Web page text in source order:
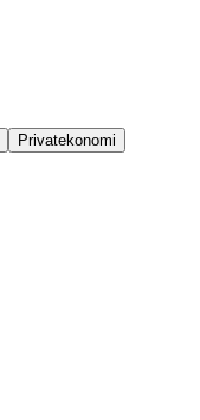
Privatekonomi